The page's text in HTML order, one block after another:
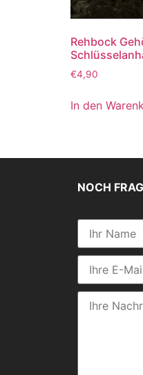
Rehbock
€4,90
In den
NOCH